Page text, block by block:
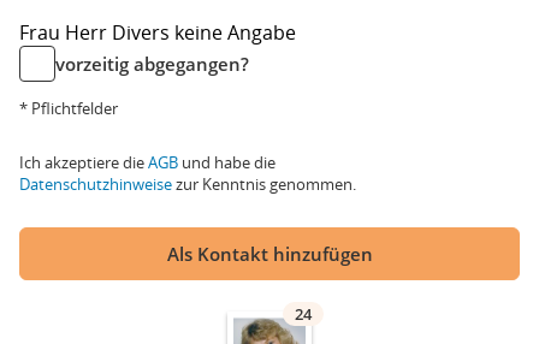
Frau Herr Divers keine Angabe
vorzeitig abgegangen?
* Pflichtfelder
Ich akzeptiere dieAGB und habe die
Datenschutzhinweisezur Kenntnis genommen.
Als Kontakt hinzufügen
24